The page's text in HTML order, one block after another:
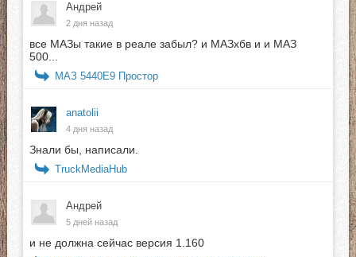
Андрей
2 дня назад
все МАЗы такие в реале забыл? и МАЗхбв и и МАЗ
500...
МАЗ 5440E9 Простор
anatolii
4 дня назад
Знали бы, написали.
TruckMediaHub
Андрей
5 дней назад
и не должна сейчас версия 1.160